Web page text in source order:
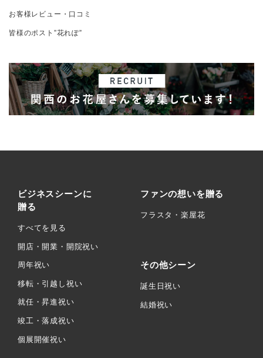
お客様レビュー・口コミ
皆様のポスト”花れぽ”
ビジネスシーンに
贈る
すべてを見る
開店・開業・開院祝い
周年祝い
移転・引越し祝い
就任・昇進祝い
竣工・落成祝い
個展開催祝い
ファンの想いを贈る
フラスタ・楽屋花
その他シーン
誕生日祝い
結婚祝い